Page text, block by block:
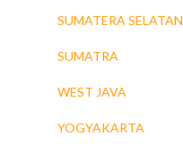
SUMATERA SELATAN
SUMATRA
WEST JAVA
YOGYAKARTA